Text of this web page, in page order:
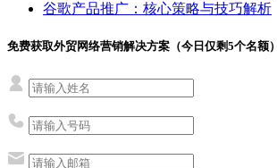
谷歌产品推广：核心策略与技巧解析
免费获取外贸网络营销解决方案（今日仅剩5个名额）